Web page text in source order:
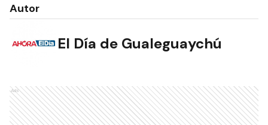
Autor
El Día de Gualeguaychú
Ads